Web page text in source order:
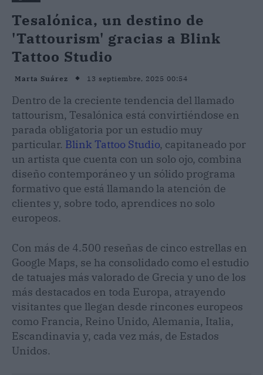
Tesalónica, un destino de
'Tattourism' gracias a Blink
Tattoo Studio
Marta Suárez 13 septiembre, 2025 00:54
Dentro de la creciente tendencia del llamado
tattourism, Tesalónica está convirtiéndose en
parada obligatoria por un estudio muy
particular. Blink Tattoo Studio, capitaneado por
un artista que cuenta con un solo ojo, combina
diseño contemporáneo y un sólido programa
formativo que está llamando la atención de
clientes y, sobre todo, aprendices no solo
europeos.
Con más de 4.500 reseñas de cinco estrellas en
Google Maps, se ha consolidado como el estudio
de tatuajes más valorado de Grecia y uno de los
más destacados en toda Europa, atrayendo
visitantes que llegan desde rincones europeos
como Francia, Reino Unido, Alemania, Italia,
Escandinavia y, cada vez más, de Estados
Unidos.